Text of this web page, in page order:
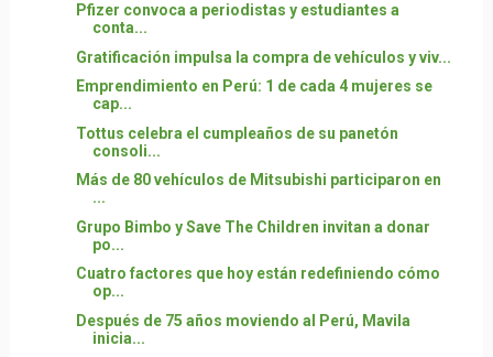
Pfizer convoca a periodistas y estudiantes a
conta...
Gratificación impulsa la compra de vehículos y viv...
Emprendimiento en Perú: 1 de cada 4 mujeres se
cap...
Tottus celebra el cumpleaños de su panetón
consoli...
Más de 80 vehículos de Mitsubishi participaron en
...
Grupo Bimbo y Save The Children invitan a donar
po...
Cuatro factores que hoy están redefiniendo cómo
op...
Después de 75 años moviendo al Perú, Mavila
inicia...